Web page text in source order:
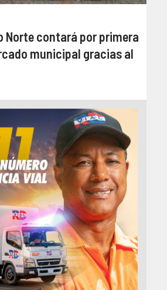
Norte contará por primera
municipal gracias al